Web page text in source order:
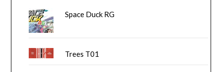
Space Duck RG
Trees T01